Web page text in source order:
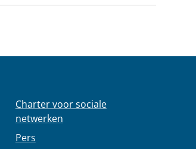
Charter voor sociale
netwerken
Pers